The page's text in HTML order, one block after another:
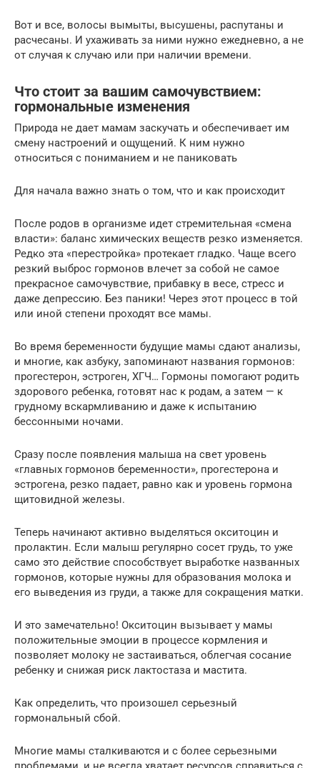
Вот и все, волосы вымыты, высушены, распутаны и
расчесаны. И ухаживать за ними нужно ежедневно, а не
от случая к случаю или при наличии времени.
Что стоит за вашим самочувствием:
гормональные изменения
Природа не дает мамам заскучать и обеспечивает им
смену настроений и ощущений. К ним нужно
относиться с пониманием и не паниковать
Для начала важно знать о том, что и как происходит
После родов в организме идет стремительная «смена
власти»: баланс химических веществ резко изменяется.
Редко эта «перестройка» протекает гладко. Чаще всего
резкий выброс гормонов влечет за собой не самое
прекрасное самочувствие, прибавку в весе, стресс и
даже депрессию. Без паники! Через этот процесс в той
или иной степени проходят все мамы.
Во время беременности будущие мамы сдают анализы,
и многие, как азбуку, запоминают названия гормонов:
прогестерон, эстроген, ХГЧ… Гормоны помогают родить
здорового ребенка, готовят нас к родам, а затем — к
грудному вскармливанию и даже к испытанию
бессонными ночами.
Сразу после появления малыша на свет уровень
«главных гормонов беременности», прогестерона и
эстрогена, резко падает, равно как и уровень гормона
щитовидной железы.
Теперь начинают активно выделяться окситоцин и
пролактин. Если малыш регулярно сосет грудь, то уже
само это действие способствует выработке названных
гормонов, которые нужны для образования молока и
его выведения из груди, а также для сокращения матки.
И это замечательно! Окситоцин вызывает у мамы
положительные эмоции в процессе кормления и
позволяет молоку не застаиваться, облегчая сосание
ребенку и снижая риск лактостаза и мастита.
Как определить, что произошел серьезный
гормональный сбой.
Многие мамы сталкиваются и с более серьезными